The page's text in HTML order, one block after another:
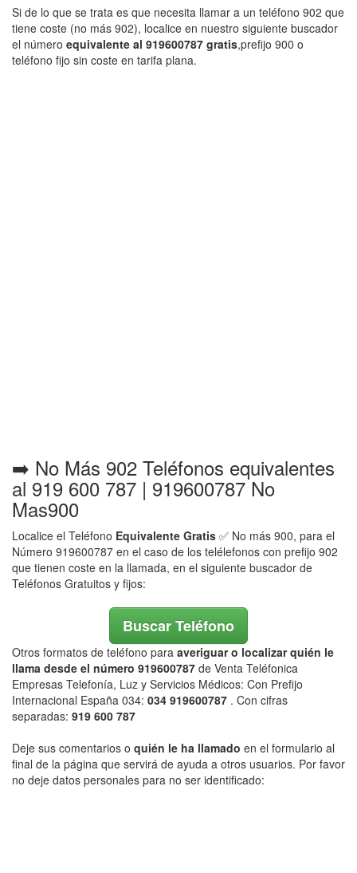
Si de lo que se trata es que necesita llamar a un teléfono 902 que
tiene coste (no más 902), localice en nuestro siguiente buscador
el número equivalente al 919600787 gratis,prefijo 900 o
teléfono fijo sin coste en tarifa plana.
➡️ No Más 902 Teléfonos equivalentes
al 919 600 787 | 919600787 No
Mas900
Localice el Teléfono Equivalente Gratis ✅ No más 900, para el
Número 919600787 en el caso de los telélefonos con prefijo 902
que tienen coste en la llamada, en el siguiente buscador de
Teléfonos Gratuitos y fijos:
Buscar Teléfono
Otros formatos de teléfono para averiguar o localizar quién le
llama desde el número 919600787 de Venta Teléfonica
Empresas Telefonía, Luz y Servicios Médicos: Con Prefijo
Internacional España 034: 034 919600787 . Con cifras
separadas: 919 600 787
Deje sus comentarios o quién le ha llamado en el formulario al
final de la página que servirá de ayuda a otros usuarios. Por favor
no deje datos personales para no ser identificado: